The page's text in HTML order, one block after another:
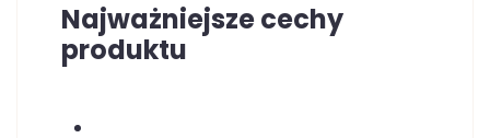
Najważniejsze cechy
produktu